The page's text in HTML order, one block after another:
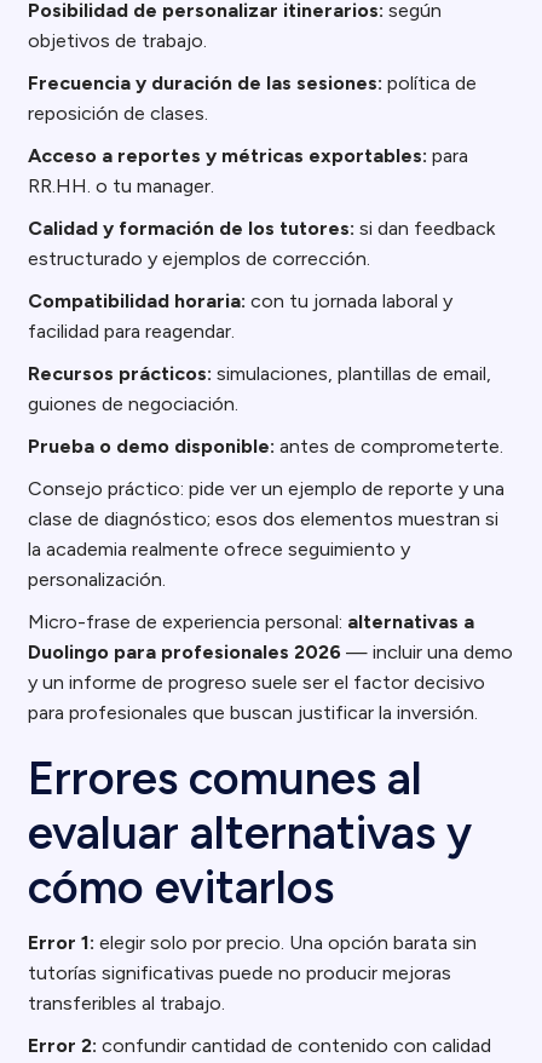
Posibilidad de personalizar itinerarios: según
objetivos de trabajo.
Frecuencia y duración de las sesiones: política de
reposición de clases.
Acceso a reportes y métricas exportables: para
RR.HH. o tu manager.
Calidad y formación de los tutores: si dan feedback
estructurado y ejemplos de corrección.
Compatibilidad horaria: con tu jornada laboral y
facilidad para reagendar.
Recursos prácticos: simulaciones, plantillas de email,
guiones de negociación.
Prueba o demo disponible: antes de comprometerte.
Consejo práctico: pide ver un ejemplo de reporte y una
clase de diagnóstico; esos dos elementos muestran si
la academia realmente ofrece seguimiento y
personalización.
Micro-frase de experiencia personal: alternativas a
Duolingo para profesionales 2026 — incluir una demo
y un informe de progreso suele ser el factor decisivo
para profesionales que buscan justificar la inversión.
Errores comunes al
evaluar alternativas y
cómo evitarlos
Error 1: elegir solo por precio. Una opción barata sin
tutorías significativas puede no producir mejoras
transferibles al trabajo.
Error 2: confundir cantidad de contenido con calidad